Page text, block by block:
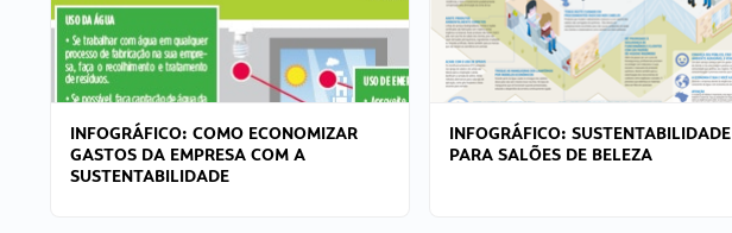
INFOGRÁFICO: COMO ECONOMIZAR
GASTOS DA EMPRESA COM A
SUSTENTABILIDADE
INFOGRÁFICO: SUSTENTABILIDADE
PARA SALÕES DE BELEZA